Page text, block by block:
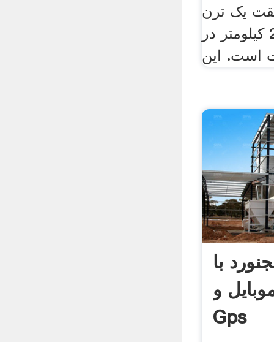
یک ترن
عمودی با سرعت 202 کیلومتر در
است. این
با
و
Gps